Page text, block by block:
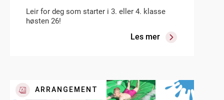
Leir for deg som starter i 3. eller 4. klasse
høsten 26!
Les mer
ARRANGEMENT